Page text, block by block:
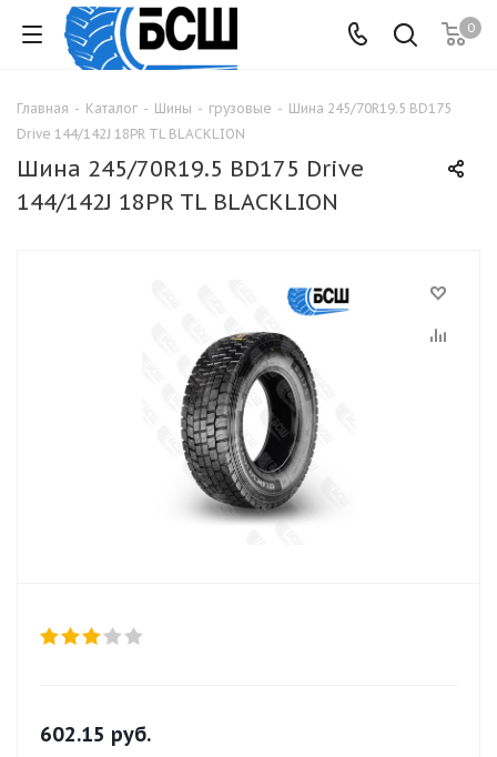
0
Главная - Каталог - Шины - грузовые - Шина 245/70R19.5 BD175
Drive 144/142J 18PR TL BLACKLION
Шина 245/70R19.5 BD175 Drive
144/142J 18PR TL BLACKLION
602.15 руб.